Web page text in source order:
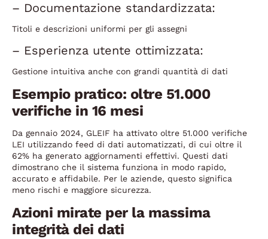
– Documentazione standardizzata:
Titoli e descrizioni uniformi per gli assegni
– Esperienza utente ottimizzata:
Gestione intuitiva anche con grandi quantità di dati
Esempio pratico: oltre 51.000
verifiche in 16 mesi
Da gennaio 2024, GLEIF ha attivato oltre 51.000 verifiche
LEI utilizzando feed di dati automatizzati, di cui oltre il
62% ha generato aggiornamenti effettivi. Questi dati
dimostrano che il sistema funziona in modo rapido,
accurato e affidabile. Per le aziende, questo significa
meno rischi e maggiore sicurezza.
Azioni mirate per la massima
integrità dei dati